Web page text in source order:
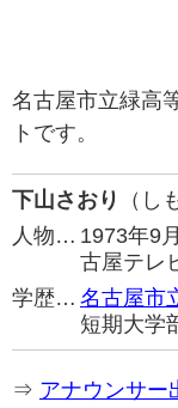
名古屋市立緑高
トです。
下山さおり
（し
人物… 1973年9
古屋テレ
学歴… 名古屋市
短期大学
⇒ アナウンサー